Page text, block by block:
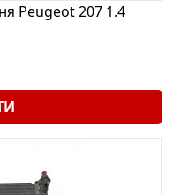
Peugeot 207 1.4